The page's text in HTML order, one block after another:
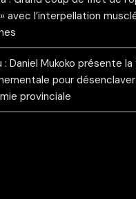
avec l’interpellation
: Daniel Mukoko présente
pour
provinciale